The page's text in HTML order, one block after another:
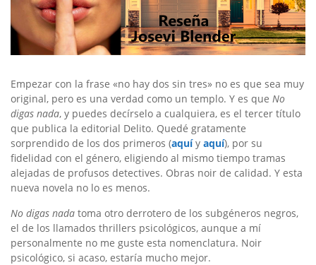
Empezar con la frase «no hay dos sin tres» no es que sea muy
original, pero es una verdad como un templo. Y es que No
digas nada, y puedes decírselo a cualquiera, es el tercer título
que publica la editorial Delito. Quedé gratamente
sorprendido de los dos primeros (aquí y aquí), por su
fidelidad con el género, eligiendo al mismo tiempo tramas
alejadas de profusos detectives. Obras noir de calidad. Y esta
nueva novela no lo es menos.
No digas nada toma otro derrotero de los subgéneros negros,
el de los llamados thrillers psicológicos, aunque a mí
personalmente no me guste esta nomenclatura. Noir
psicológico, si acaso, estaría mucho mejor.